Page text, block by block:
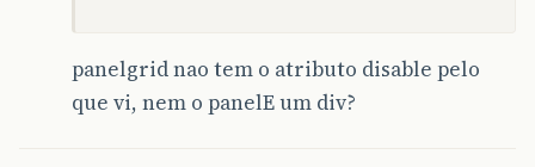
panelgrid nao tem o atributo disable pelo
que vi, nem o panelE um div?